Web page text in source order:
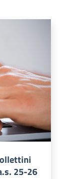
25-26